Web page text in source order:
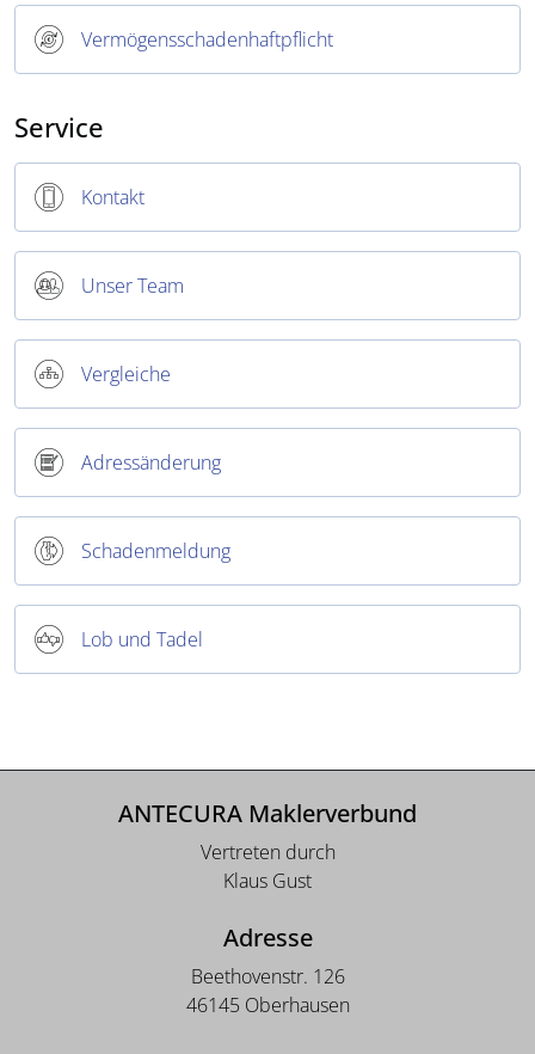
Vermögensschadenhaftpflicht
Service
Kontakt
Unser Team
Vergleiche
Adressänderung
Schadenmeldung
Lob und Tadel
ANTECURA Maklerverbund
Vertreten durch
Klaus Gust
Adresse
Beethovenstr. 126
46145 Oberhausen